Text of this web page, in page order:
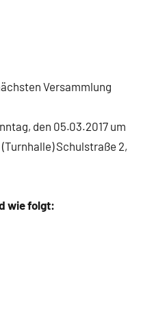
Versammlung
den 05.03.2017 um
Schulstraße 2,
wie folgt: